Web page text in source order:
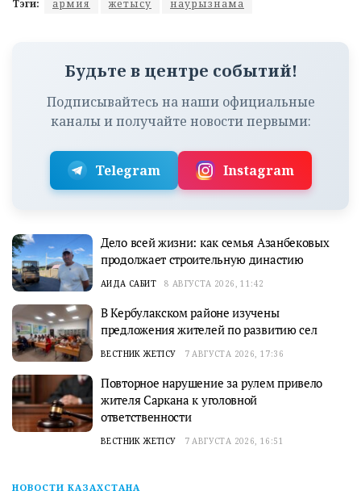
Тэги: армия жетысу наурызнама
Будьте в центре событий!
Подписывайтесь на наши официальные
каналы и получайте новости первыми:
Telegram Instagram
Дело всей жизни: как семья Азанбековых
продолжает строительную династию
АИДА САБИТ 8 АВГУСТА 2026, 11:42
В Кербулакском районе изучены
предложения жителей по развитию сел
ВЕСТНИК ЖЕТІСУ 7 АВГУСТА 2026, 17:36
Повторное нарушение за рулем привело
жителя Саркана к уголовной
ответственности
ВЕСТНИК ЖЕТІСУ 7 АВГУСТА 2026, 16:51
НОВОСТИ КАЗАХСТАНА